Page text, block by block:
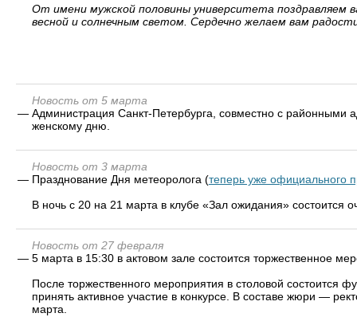
От имени мужской половины университета
весной и солнечным светом. Сердечно желаем вам
Новость от 5 марта
— Администрация Санкт-Петербурга, совместно с районными
женскому дню.
Новость от 3 марта
— Празднование Дня метеоролога (теперь уже официального
В ночь с 20 на 21 марта в клубе «Зал ожидания»
Новость от 27 февраля
— 5 марта в 15:30 в актовом зале состоится торжественное
После торжественного мероприятия в столовой состоится
принять активное участие в конкурсе. В составе жюри —
марта.